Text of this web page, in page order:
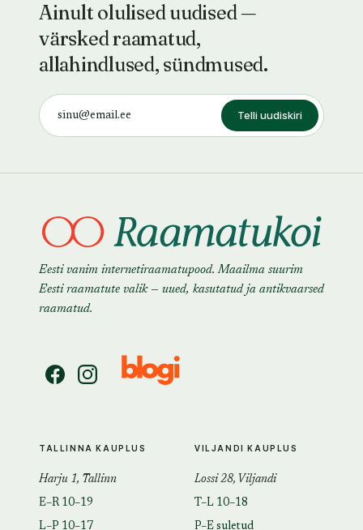
Ainult olulised uudised —
värsked raamatud,
allahindlused, sündmused.
Telli uudiskiri
Eesti vanim internetiraamatupood. Maailma suurim
Eesti raamatute valik — uued, kasutatud ja antikvaarsed
raamatud.
TALLINNA KAUPLUS
Harju 1, Tallinn
E–R 10–19
L–P 10–17
VILJANDI KAUPLUS
Lossi 28, Viljandi
T–L 10–18
P–E suletud